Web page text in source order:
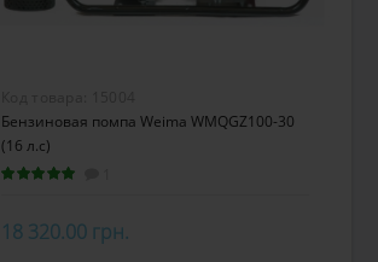
Бензиновая помпа Weima WMQGZ100-30
(16 л.с)
18 320.00 грн.